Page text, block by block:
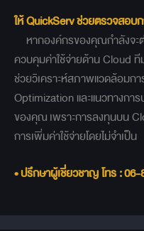
ให้ QuickServ ช่วยตรวจสอ
หากองค์กรของคุณกำลังจะ
ควบคุมค่าใช้จ่ายด้าน Cloud
ช่วยวิเคราะห์สภาพแวดล้อมก
Optimization และแนวทางกา
ของคุณ เพราะการลงทุนบน
การเพิ่มค่าใช้จ่ายโดยไม่จำเป็น
• ปรึกษาผู้เชี่ยวชาญ โทร :06-